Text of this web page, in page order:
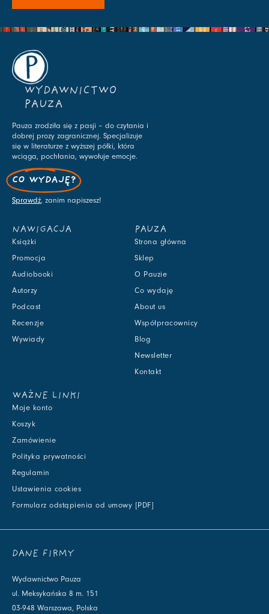
WYDAWNICTWO
PAUZA
Pauza zrodziła się z pasji – do czytania i
dobrej prozy zagranicznej. Specjalizuje
się w literaturze z wyższej półki, która
wciąga, pochłania, wywołuje emocje.
CO WYDAJĘ?
Sprawdź, zanim napiszesz!
NAWIGACJA
Książki
Promocja
Audiobooki
Autorzy
Podcast
Recenzje
Wywiady
PAUZA
Strona główna
Sklep
O Pauzie
Co wydaję
About us
Współpracownicy
Blog
Newsletter
Kontakt
WAŻNE LINKI
Moje konto
Koszyk
Zamówienie
Polityka prywatności
Regulamin
Ustawienia cookies
Formularz odstąpienia od umowy [PDF]
DANE FIRMY
Wydawnictwo Pauza
ul. Meksykańska 8 m. 151
03-948 Warszawa, Polska